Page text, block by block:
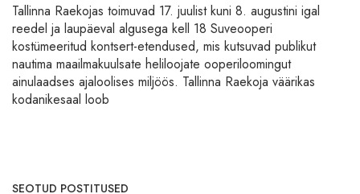
Tallinna Raekojas toimuvad 17. juulist kuni 8. augustini igal
reedel ja laupäeval algusega kell 18 Suveooperi
kostümeeritud kontsert-etendused, mis kutsuvad publikut
nautima maailmakuulsate heliloojate ooperiloomingut
ainulaadses ajaloolises miljöös. Tallinna Raekoja väärikas
kodanikesaal loob
SEOTUD POSTITUSED